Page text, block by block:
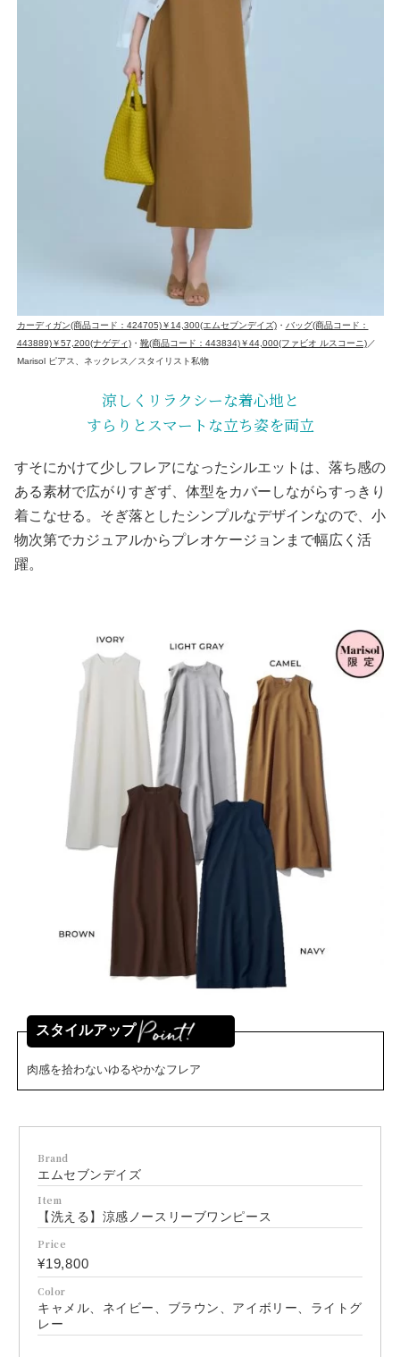
カーディガン(商品コード：424705)￥14,300(エムセブンデイズ)・ バッグ(商品コード：
443889)￥57,200(ナゲディ)・ 靴(商品コード：443834)￥44,000(ファビオ ルスコーニ)／
Marisol ピアス、ネックレス／スタイリスト私物
涼しくリラクシーな着心地と
すらりとスマートな立ち姿を両立
すそにかけて少しフレアになったシルエットは、落ち感の
ある素材で広がりすぎず、体型をカバーしながらすっきり
着こなせる。そぎ落としたシンプルなデザインなので、小
物次第でカジュアルからプレオケージョンまで幅広く活
躍。
スタイルアップ
肉感を拾わないゆるやかなフレア
Brand
エムセブンデイズ
Item
【洗える】涼感ノースリーブワンピース
Price
¥19,800
Color
キャメル、ネイビー、ブラウン、アイボリー、ライトグ
レー